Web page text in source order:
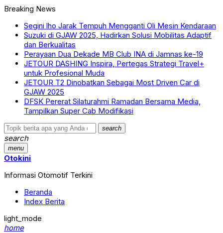
Breaking News
Segini lho Jarak Tempuh Mengganti Oli Mesin Kendaraan
Suzuki di GJAW 2025, Hadirkan Solusi Mobilitas Adaptif
dan Berkualitas
Perayaan Dua Dekade MB Club INA di Jamnas ke-19
JETOUR DASHING Inspira, Pertegas Strategi Travel+
untuk Profesional Muda
JETOUR T2 Dinobatkan Sebagai Most Driven Car di
GJAW 2025
DFSK Pererat Silaturahmi Ramadan Bersama Media,
Tampilkan Super Cab Modifikasi
search
search
menu
Otokini
Informasi Otomotif Terkini
Beranda
Index Berita
light_mode
home